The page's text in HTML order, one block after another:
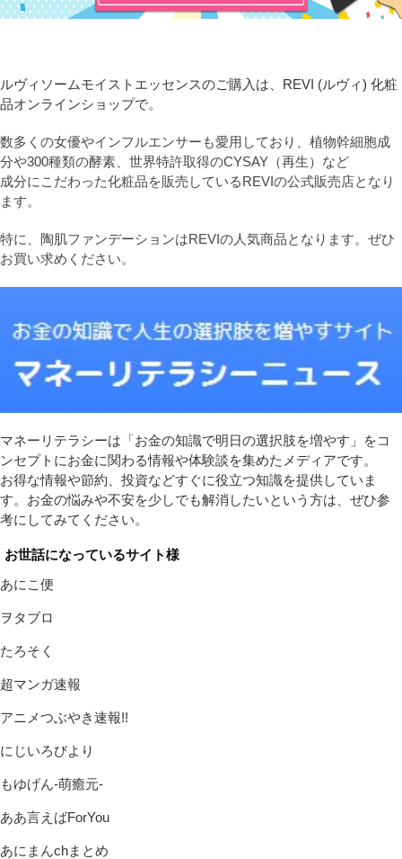
ルヴィソームモイストエッセンスのご購入は、REVI (ルヴィ) 化粧
品オンラインショップで。
数多くの女優やインフルエンサーも愛用しており、植物幹細胞成
分や300種類の酵素、世界特許取得のCYSAY（再生）など
成分にこだわった化粧品を販売しているREVIの公式販売店となり
ます。
特に、陶肌ファンデーションはREVIの人気商品となります。ぜひ
お買い求めください。
マネーリテラシーは「お金の知識で明日の選択肢を増やす」をコ
ンセプトにお金に関わる情報や体験談を集めたメディアです。
お得な情報や節約、投資などすぐに役立つ知識を提供していま
す。お金の悩みや不安を少しでも解消したいという方は、ぜひ参
考にしてみてください。
お世話になっているサイト様
あにこ便
ヲタブロ
たろそく
超マンガ速報
アニメつぶやき速報!!
にじいろびより
もゆげん-萌癒元-
ああ言えばForYou
あにまんchまとめ